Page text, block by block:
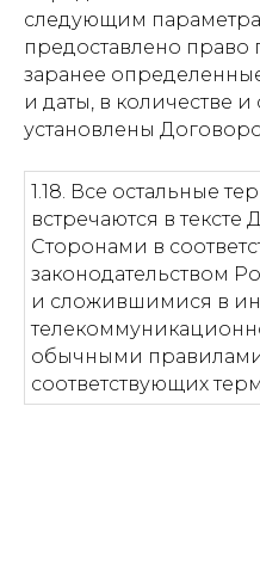
следующим
предоставлено право
заранее
и даты, в количестве
установлены
1.18. Все остальные
встречаются в тексте
Сторонами в
законодательством
и сложившимися в
обычными
соответствующих